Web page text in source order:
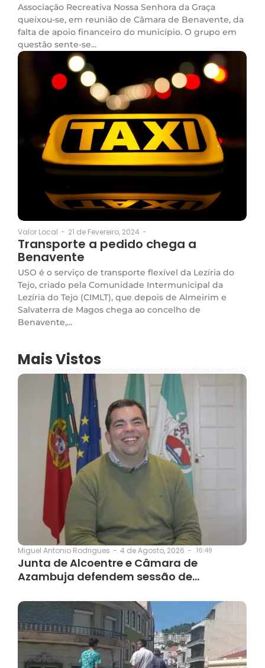
Associação Recreativa Nossa Senhora da Graça
queixou-se, em reunião de Câmara de Benavente, da
falta de apoio financeiro do município. O grupo em
questão sente-se...
Valor Local - 21 de Fevereiro, 2024 -
Transporte a pedido chega a
Benavente
USO é o serviço de transporte flexível da Lezíria do
Tejo, criado pela Comunidade Intermunicipal da
Lezíria do Tejo (CIMLT), que depois de Almeirim e
Salvaterra de Magos chega ao concelho de
Benavente,...
Mais Vistos
Miguel Antonio Rodrigues - 4 de Agosto, 2026 - 16:49
Junta de Alcoentre e Câmara de
Azambuja defendem sessão de…